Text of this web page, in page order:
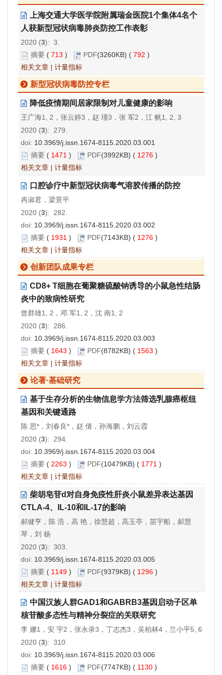
上海交通大学医学院附属瑞金医院1个集体4名个
人获新型冠状病毒肺炎防控工作表彰
2020 (3): 3.
摘要 ( 713 ) PDF(3260KB) ( 792 )
相关文章 | 计量指标
新型冠状病毒防控专栏
降低疫情期间居家限制对儿童健康的影响
王广海1, 2，张云婷3，赵 瑾3，张 军2，江 帆1, 2, 3
2020 (3): 279.
doi: 10.3969/j.issn.1674-8115.2020.03.001
摘要 ( 1471 ) PDF(3992KB) ( 1276 )
相关文章 | 计量指标
口腔诊疗中新型冠状病毒气溶胶传播的防控
冉淑君，梁景平
2020 (3): 282.
doi: 10.3969/j.issn.1674-8115.2020.03.002
摘要 ( 1931 ) PDF(7143KB) ( 1276 )
相关文章 | 计量指标
创新团队成果专栏
CD8+ T细胞在葡聚糖硫酸钠诱导的小鼠急性结肠
炎中的致病性研究
曾群雄1, 2，邓 军1, 2，沈 南1, 2
2020 (3): 286.
doi: 10.3969/j.issn.1674-8115.2020.03.003
摘要 ( 1643 ) PDF(8782KB) ( 1563 )
相关文章 | 计量指标
论著·基础研究
基于生存分析的生物信息学方法筛选乳腺癌枢纽
基因和关键通路
陈 思*，刘春良*，赵 倩，孙海鹏，刘云霞
2020 (3): 294.
doi: 10.3969/j.issn.1674-8115.2020.03.004
摘要 ( 2263 ) PDF(10479KB) ( 1771 )
相关文章 | 计量指标
柴胡皂苷d对自身免疫性肝炎小鼠差异表达基因
CTLA-4、IL-10和IL-17的影响
郝健亨，陈 浩，高 艳，徐慧超，高玉亭，苗宇船，郝慧
琴，刘 杨
2020 (3): 303.
doi: 10.3969/j.issn.1674-8115.2020.03.005
摘要 ( 1149 ) PDF(9379KB) ( 1296 )
相关文章 | 计量指标
中国汉族人群GAD1和GABRB3基因启动子区单
核苷酸多态性与精神分裂症的关联研究
李 娜1，安 宇2，张永录3，丁志杰3，吴柏林4，兰小平5, 6
2020 (3): 310.
doi: 10.3969/j.issn.1674-8115.2020.03.006
摘要 ( 1616 ) PDF(7747KB) ( 1130 )